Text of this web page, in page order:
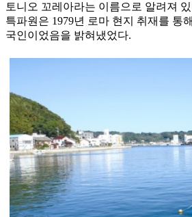
토니오 꼬레아라는 이름으로 알려져
특파원은 1979년 로마 현지 취재를 통
국인이었음을 밝혀냈었다.